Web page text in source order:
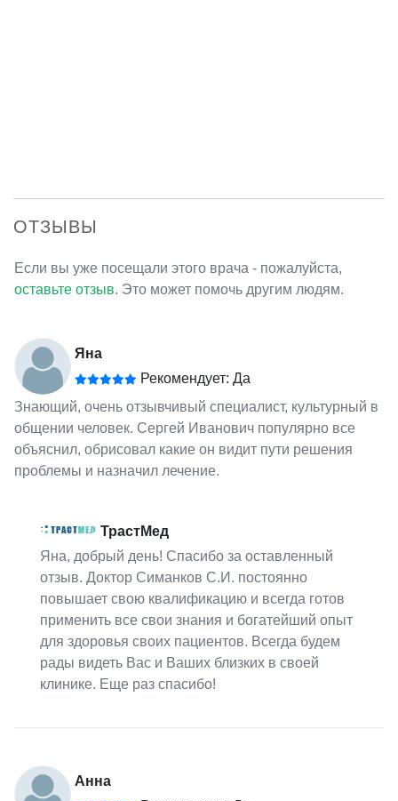
ОТЗЫВЫ
Если вы уже посещали этого врача - пожалуйста,
оставьте отзыв. Это может помочь другим людям.
Яна
Рекомендует: Да
Знающий, очень отзывчивый специалист, культурный в
общении человек. Сергей Иванович популярно все
объяснил, обрисовал какие он видит пути решения
проблемы и назначил лечение.
ТрастМед
Яна, добрый день! Спасибо за оставленный
отзыв. Доктор Симанков С.И. постоянно
повышает свою квалификацию и всегда готов
применить все свои знания и богатейший опыт
для здоровья своих пациентов. Всегда будем
рады видеть Вас и Ваших близких в своей
клинике. Еще раз спасибо!
Анна